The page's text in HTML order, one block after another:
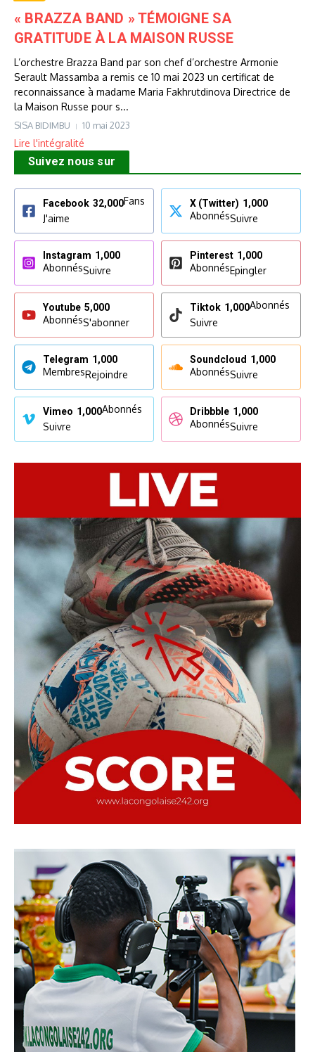
« BRAZZA BAND » TÉMOIGNE SA
GRATITUDE À LA MAISON RUSSE
L’orchestre Brazza Band par son chef d’orchestre Armonie
Serault Massamba a remis ce 10 mai 2023 un certificat de
reconnaissance à madame Maria Fakhrutdinova Directrice de
la Maison Russe pour s...
SISA BIDIMBU 10 mai 2023
Lire l'intégralité
Suivez nous sur
Facebook 32,000Fans
J'aime
X (Twitter) 1,000
AbonnésSuivre
Instagram 1,000
AbonnésSuivre
Pinterest 1,000
AbonnésEpingler
Youtube 5,000
AbonnésS'abonner
Tiktok 1,000Abonnés
Suivre
Telegram 1,000
MembresRejoindre
Soundcloud 1,000
AbonnésSuivre
Vimeo 1,000Abonnés
Suivre
Dribbble 1,000
AbonnésSuivre